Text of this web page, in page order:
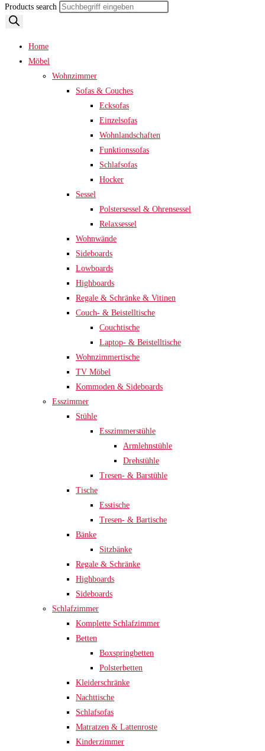
Products search
Home
Möbel
Wohnzimmer
Sofas & Couches
Ecksofas
Einzelsofas
Wohnlandschaften
Funktionssofas
Schlafsofas
Hocker
Sessel
Polstersessel & Ohrensessel
Relaxsessel
Wohnwände
Sideboards
Lowboards
Highboards
Regale & Schränke & Vitinen
Couch- & Beistelltische
Couchtische
Laptop- & Beistelltische
Wohnzimmertische
TV Möbel
Kommoden & Sideboards
Esszimmer
Stühle
Esszimmerstühle
Armlehnstühle
Drehstühle
Tresen- & Barstühle
Tische
Esstische
Tresen- & Bartische
Bänke
Sitzbänke
Regale & Schränke
Highboards
Sideboards
Schlafzimmer
Komplette Schlafzimmer
Betten
Boxspringbetten
Polsterbetten
Kleiderschränke
Nachttische
Schlafsofas
Matratzen & Lattenroste
Kinderzimmer